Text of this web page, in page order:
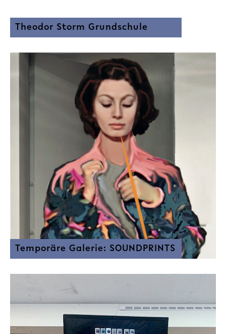
Theodor Storm Grundschule
Temporäre Galerie: SOUNDPRINTS